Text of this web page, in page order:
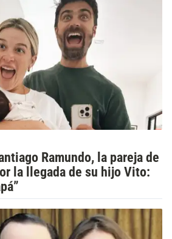
Ramundo, la pareja de
la llegada de su hijo Vito: